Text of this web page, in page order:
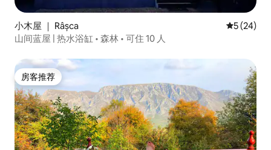
小木屋 ｜ Râșca 平均评分
5 (24)
山间蓝屋 | 热水浴缸 • 森林 • 可住 10 人
房客推荐
房客推荐